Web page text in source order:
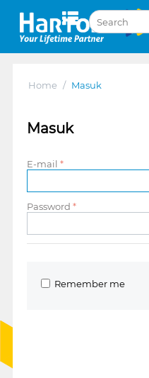
Home / Masuk
Masuk
E-mail
Password
Remember me